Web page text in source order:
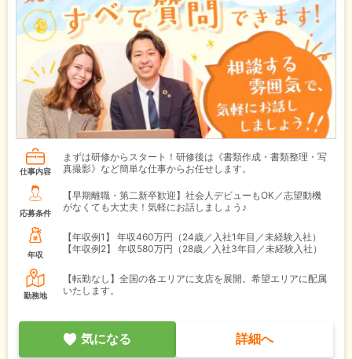
仕事内容
まずは研修からスタート！研修後は《書類作成・書類整理・写
真撮影》など簡単な仕事からお任せします。
応募条件
【早期離職・第二新卒歓迎】社会人デビューもOK／志望動機
がなくても大丈夫！気軽にお話しましょう♪
年収
【年収例1】
年収460万円（24歳／入社1年目／未経験入社）
【年収例2】
年収580万円（28歳／入社3年目／未経験入社）
勤務地
【転勤なし】全国の各エリアに支店を展開。希望エリアに配属
いたします。
気になる 詳細へ